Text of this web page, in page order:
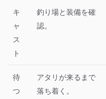
キ
ャ
ス
ト
釣り場と装備を確
認。
待
つ
アタリが来るまで
落ち着く。